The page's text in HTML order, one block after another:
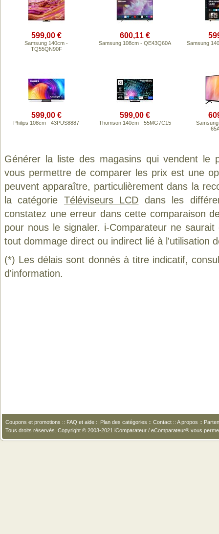
599,00 €
Samsung 140cm -
TQ55QN90F
600,11 €
Samsung 108cm - QE43Q60A Samsung
599,00 €
Philips 108cm - 43PUS8887
599,00 €
Thomson 140cm - 55MG7C15
Générer la liste des magasins qui vendent le
vous permettre de comparer les prix est une
peuvent apparaître, particulièrement dans la
la catégorie Téléviseurs LCD dans les
constatez une erreur dans cette comparaison
pour nous le signaler. i-Comparateur ne
tout dommage direct ou indirect lié à l'utilisation
(*) Les délais sont donnés à titre indicatif,
d'information.
Coupons et promotions :: FAQ et aide :: Plan des catégories :: Contact :: A propos ::
Tous droits réservés. Copyright © 2003-2021 iComparateur / eComparateur® vous